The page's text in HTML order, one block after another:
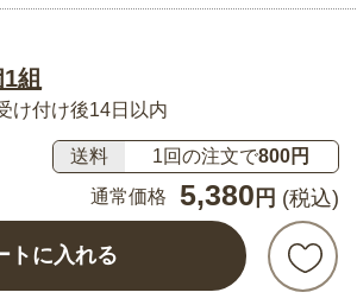
組
け付け後14日以内
送料 1回の注文で800円
通常価格
5,380 円 (税込)
トに入れる